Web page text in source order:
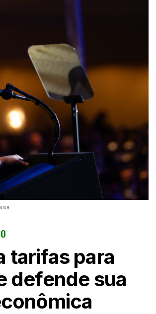
tarifas para
defende sua